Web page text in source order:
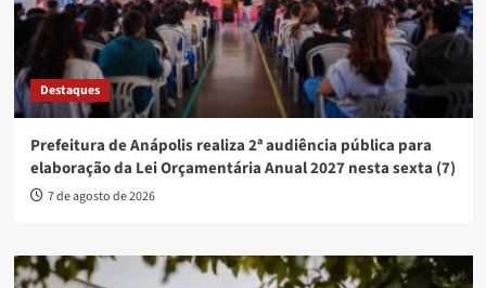
Destaques
Prefeitura de Anápolis realiza 2ª audiência pública para
elaboração da Lei Orçamentária Anual 2027 nesta sexta (7)
7 de agosto de 2026